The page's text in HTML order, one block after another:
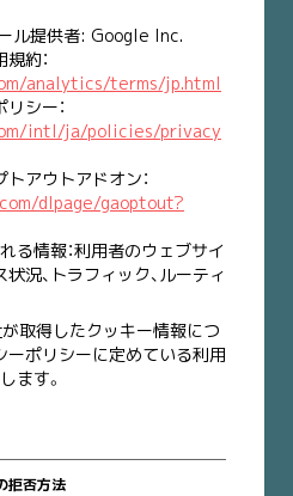
ル提供者: Google Inc.
約：
analytics/terms/jp.html
シー：
intl/ja/policies/privacy
アウトアドオン：
dlpage/gaoptout?
る情報：利用者のウェブサイ
況、トラフィック、ルーティ
が取得したクッキー情報につ
ーポリシーに定めている利用
ます。
否方法